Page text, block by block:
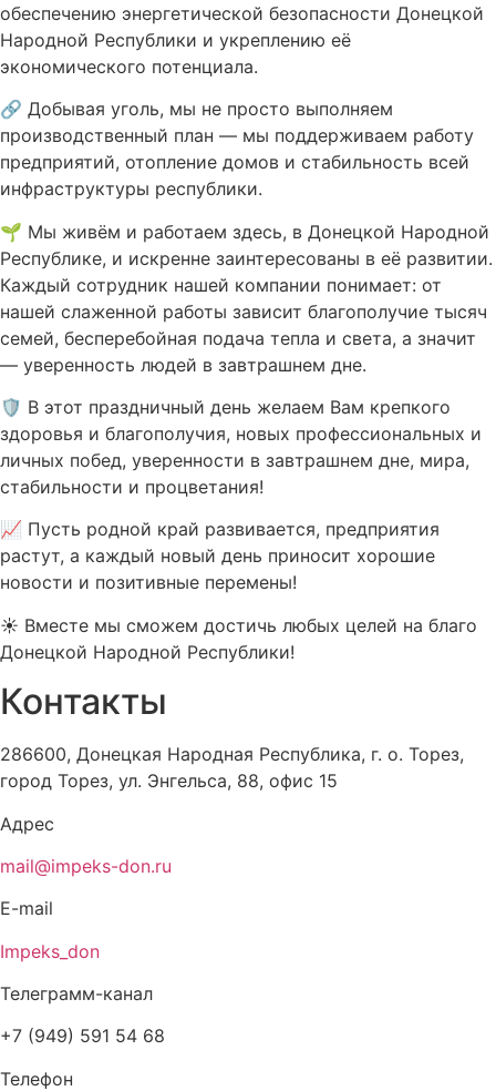
обеспечению энергетической безопасности Донецкой
Народной Республики и укреплению её
экономического потенциала.
🔗 Добывая уголь, мы не просто выполняем
производственный план — мы поддерживаем работу
предприятий, отопление домов и стабильность всей
инфраструктуры республики.
🌱 Мы живём и работаем здесь, в Донецкой Народной
Республике, и искренне заинтересованы в её развитии.
Каждый сотрудник нашей компании понимает: от
нашей слаженной работы зависит благополучие тысяч
семей, бесперебойная подача тепла и света, а значит
— уверенность людей в завтрашнем дне.
🛡 В этот праздничный день желаем Вам крепкого
здоровья и благополучия, новых профессиональных и
личных побед, уверенности в завтрашнем дне, мира,
стабильности и процветания!
📈 Пусть родной край развивается, предприятия
растут, а каждый новый день приносит хорошие
новости и позитивные перемены!
☀️ Вместе мы сможем достичь любых целей на благо
Донецкой Народной Республики!
Контакты
286600, Донецкая Народная Республика, г. о. Торез,
город Торез, ул. Энгельса, 88, офис 15
Адрес
mail@impeks-don.ru
E-mail
Impeks_don
Телеграмм-канал
+7 (949) 591 54 68
Телефон